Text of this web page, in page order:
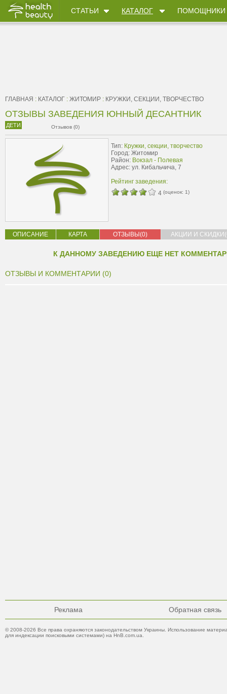
СТАТЬИ КАТАЛОГ ПОМОЩНИКИ
ГЛАВНАЯ : КАТАЛОГ : ЖИТОМИР : КРУЖКИ, СЕКЦИИ, ТВОРЧЕСТВО
ОТЗЫВЫ ЗАВЕДЕНИЯ ЮННЫЙ ДЕСАНТНИК
ДЕТИ Отзывов (0)
Тип: Кружки, секции, творчество
Город: Житомир
Район: Вокзал - Полевая
Адрес: ул. Кибальчича, 7
Рейтинг заведения:
4 (оценок: 1)
ОПИСАНИЕ КАРТА ОТЗЫВЫ(0) АКЦИИ И
К ДАННОМУ ЗАВЕДЕНИЮ ЕЩЕ НЕТ
ОТЗЫВЫ И КОММЕНТАРИИ (0)
Реклама Обратная связь
© 2008-2026 Все права охраняются законодательством Украины. Использование
для индексации поисковыми системами) на HnB.com.ua.